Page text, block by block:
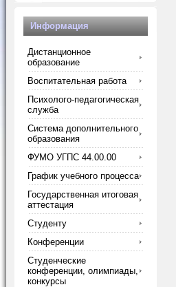
Информация
Дистанционное
образование
Воспитательная работа
Психолого-педагогическая
служба
Система дополнительного
образования
ФУМО УГПС 44.00.00
График учебного процесса
Государственная итоговая
аттестация
Студенту
Конференции
Студенческие
конференции, олимпиады,
конкурсы